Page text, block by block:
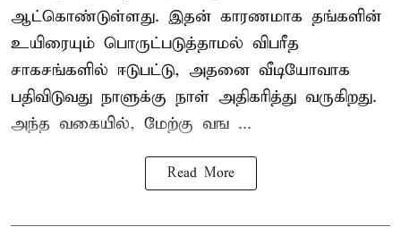
ஆட்கொண்டுள்ளது. இதன் காரணமாக தங்களின்
உயிரையும் பொருட்படுத்தாமல் விபரீத
சாகசங்களில் ஈடுபட்டு, அதனை வீடியோவாக
பதிவிடுவது நாளுக்கு நாள் அதிகரித்து வருகிறது.
அந்த வகையில், மேற்கு வங ...
Read More